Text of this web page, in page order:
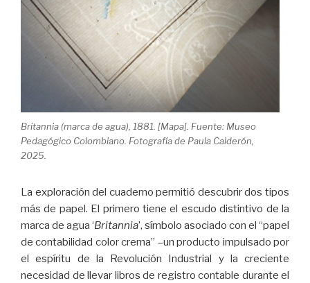
Britannia (marca de agua), 1881. [Mapa]. Fuente: Museo
Pedagógico Colombiano. Fotografía de Paula Calderón,
2025.
La exploración del cuaderno permitió descubrir dos tipos
más de papel. El primero tiene el escudo distintivo de la
marca de agua ‘Britannia’, símbolo asociado con el “papel
de contabilidad color crema” –un producto impulsado por
el espíritu de la Revolución Industrial y la creciente
necesidad de llevar libros de registro contable durante el